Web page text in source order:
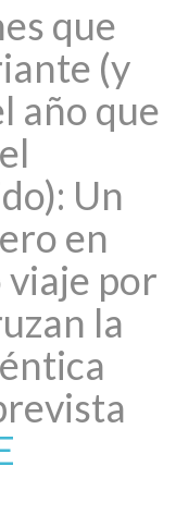
que
(y
año que
Un
en
por
la